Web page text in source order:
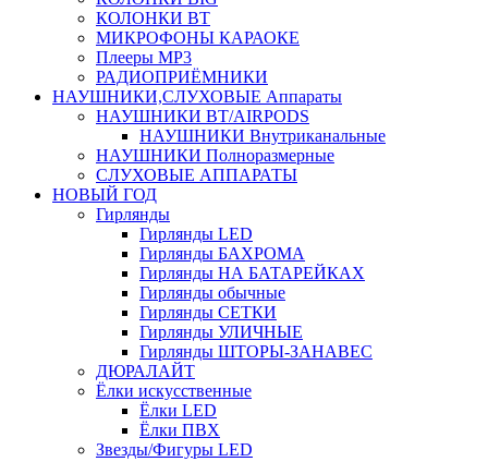
КОЛОНКИ BT
МИКРОФОНЫ КАРАОКЕ
Плееры MP3
РАДИОПРИЁМНИКИ
НАУШНИКИ,СЛУХОВЫЕ Аппараты
НАУШНИКИ BT/AIRPODS
НАУШНИКИ Внутриканальные
НАУШНИКИ Полноразмерные
СЛУХОВЫЕ АППАРАТЫ
НОВЫЙ ГОД
Гирлянды
Гирлянды LED
Гирлянды БАХРОМА
Гирлянды НА БАТАРЕЙКАХ
Гирлянды обычные
Гирлянды СЕТКИ
Гирлянды УЛИЧНЫЕ
Гирлянды ШТОРЫ-ЗАНАВЕС
ДЮРАЛАЙТ
Ёлки искусственные
Ёлки LED
Ёлки ПВХ
Звезды/Фигуры LED